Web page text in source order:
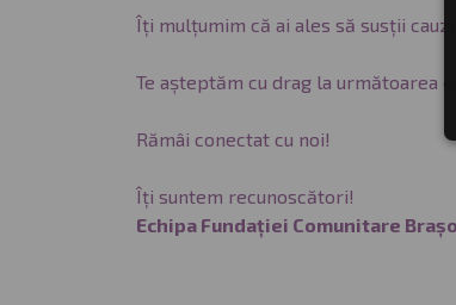
Îți mulțumim că ai ales să susții
Te așteptăm cu drag la următoarea
Rămâi conectat cu noi!
Îți suntem recunoscători!
Echipa Fundației Comunitare